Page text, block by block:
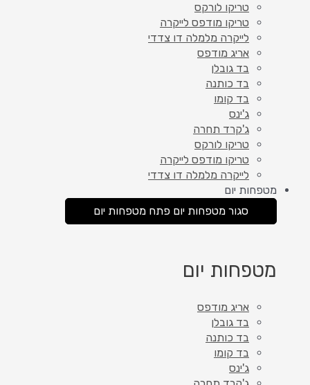
טריקו לורקס
טריקו מודפס לייקרה
לייקרה מלמלה דו צדדי
אריג מודפס
בד גובלן
בד כותנה
בד קומו
ג'ינס
ג'קרד תחרה
טריקו לורקס
טריקו מודפס לייקרה
לייקרה מלמלה דו צדדי
מטפחות יום
סגור מטפחות יום פתח מטפחות יום
מטפחות יום
אריג מודפס
בד גובלן
בד כותנה
בד קומו
ג'ינס